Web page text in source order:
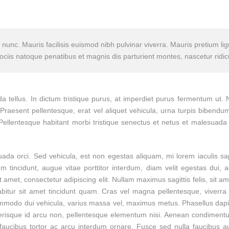
Mauris facilisis euismod nibh pulvinar viverra. Mauris pretium
natoque penatibus et magnis dis parturient montes, nascetur
tellus. In dictum tristique purus, at imperdiet purus fermentum ut.
pellentesque, erat vel aliquet vehicula, urna turpis
habitant morbi tristique senectus et netus et
orci. Sed vehicula, est non egestas aliquam, mi lorem iaculis
tincidunt, augue vitae porttitor interdum, diam velit egestas dui,
consectetur adipiscing elit. Nullam maximus sagittis felis, sit
sit amet tincidunt quam. Cras vel magna pellentesque,
dui vehicula, varius massa vel, maximus metus. Phasellus
id arcu non, pellentesque elementum nisi. Aenean
tortor ac arcu interdum ornare. Fusce sed nulla faucibus